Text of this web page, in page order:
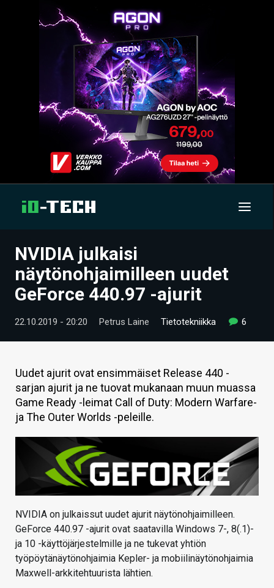
UUTISET
ARTIKKELIT
VIDEOT
TECHBBS
TIETOA
HINTA.FI
KAUPPA
NVIDIA julkaisi
näytönohjaimilleen uudet
GeForce 440.97 -ajurit
22.10.2019 - 20:20 Petrus Laine Tietotekniikka 6
Uudet ajurit ovat ensimmäiset Release 440 -
sarjan ajurit ja ne tuovat mukanaan muun muassa
Game Ready -leimat Call of Duty: Modern Warfare-
ja The Outer Worlds -peleille.
NVIDIA on julkaissut uudet ajurit näytönohjaimilleen.
GeForce 440.97 -ajurit ovat saatavilla Windows 7-, 8(.1)-
ja 10 -käyttöjärjestelmille ja ne tukevat yhtiön
työpöytänäytönohjaimia Kepler- ja mobiilinäytönohjaimia
Maxwell-arkkitehtuurista lähtien.